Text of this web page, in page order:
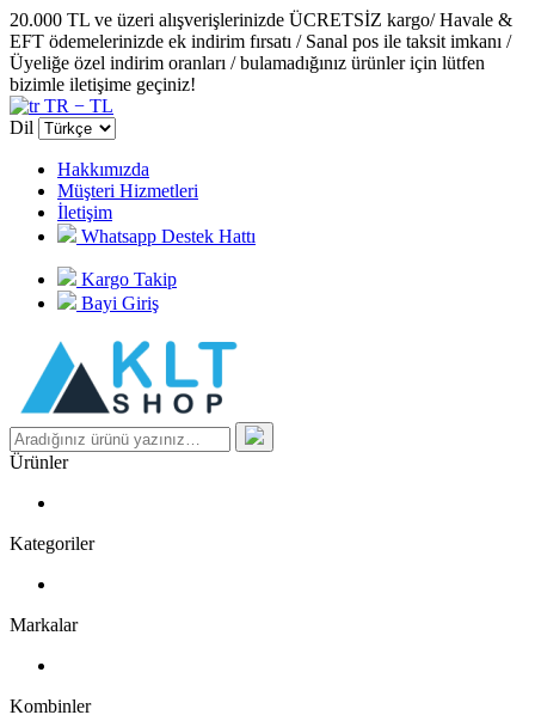
20.000 TL ve üzeri alışverişlerinizde ÜCRETSİZ kargo/ Havale &
EFT ödemelerinizde ek indirim fırsatı / Sanal pos ile taksit imkanı /
Üyeliğe özel indirim oranları / bulamadığınız ürünler için lütfen
bizimle iletişime geçiniz!
TR − TL
Dil
Hakkımızda
Müşteri Hizmetleri
İletişim
Whatsapp Destek Hattı
Kargo Takip
Bayi Giriş
Ürünler
Kategoriler
Markalar
Kombinler